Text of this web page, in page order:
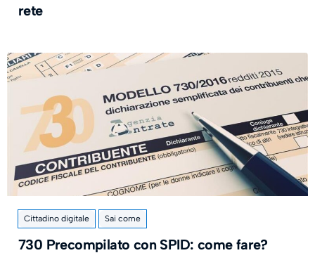
rete
Cittadino digitale Sai come
730 Precompilato con SPID: come fare?